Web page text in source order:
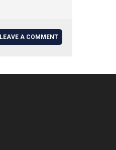
LEAVE A COMMENT